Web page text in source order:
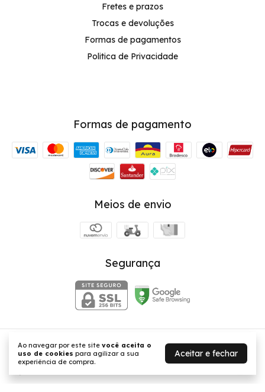
Ao navegar por este site você aceita o
uso de cookies para agilizar a sua
experiência de compra.
Aceitar e fechar
Fretes e prazos
Trocas e devoluções
Formas de pagamentos
Politica de Privacidade
Formas de pagamento
Meios de envio
Segurança
Saia Texturizada Curta Com Nó Frontal e Fenda Alaya | Verde
Neon
- BellaMar